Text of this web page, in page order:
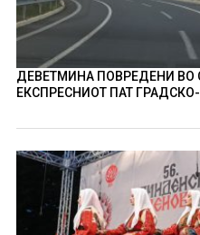
ДЕВЕТМИНА ПОВРЕДЕНИ ВО
ЕКСПРЕСНИОТ ПАТ